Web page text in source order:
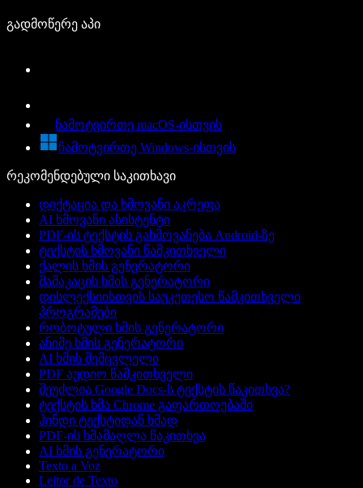
გადმოწერე აპი
ჩამოტვირთე macOS-ისთვის
ჩამოტვირთე Windows-ისთვის
რეკომენდებული საკითხავი
დიქტაცია და ხმოვანი აკრეფა
AI ხმოვანი ასისტენტი
PDF-ის ტექსტის გახმოვანება Android-ზე
ტექსტის ხმოვანი წამკითხველი
ქალის ხმის გენერატორი
მამაკაცის ხმის გენერატორი
დისლექსიისთვის საუკეთესო წამკითხველი
პროგრამები
რობოტული ხმის გენერატორი
ანიმე ხმის გენერატორი
AI ხმის შემცვლელი
PDF აუდიო წამკითხველი
შეუძლია Google Docs-ს ტექსტის წაკითხვა?
ტექსტის ხმა Chrome გაფართოებაში
ჰინდი ტექსტიდან ხმად
PDF-ის ხმამაღლა წაკითხვა
AI ხმის გენერატორი
Texto a Voz
Leitor de Texto